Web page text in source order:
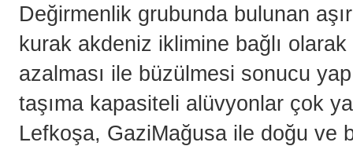
Değirmenlik grubunda bulunan
kurak akdeniz iklimine bağlı
azalması ile büzülmesi sonucu
taşıma kapasiteli alüvyonlar çok
Lefkoşa, GaziMağusa ile doğu ve